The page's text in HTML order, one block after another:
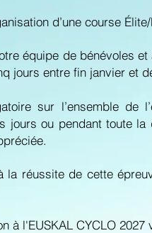
d’une course
équipe de bénévoles
jours entre fin janvier et
sur l’ensemble de
jours ou pendant toute
la réussite de cette
à l'EUSKAL CYCLO 2027